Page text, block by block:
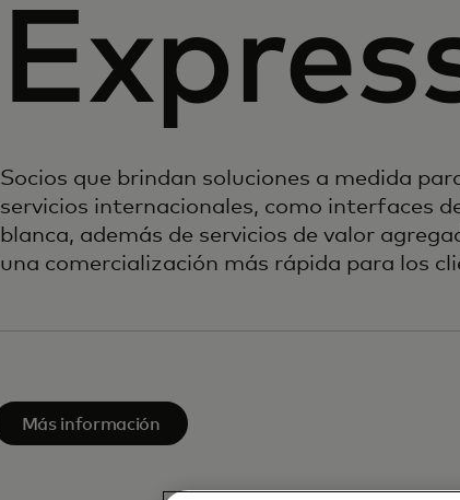
Socios que brindan soluciones a medida
servicios internacionales, como interfaces
blanca, además de servicios de valor
una comercialización más rápida para los
Más información